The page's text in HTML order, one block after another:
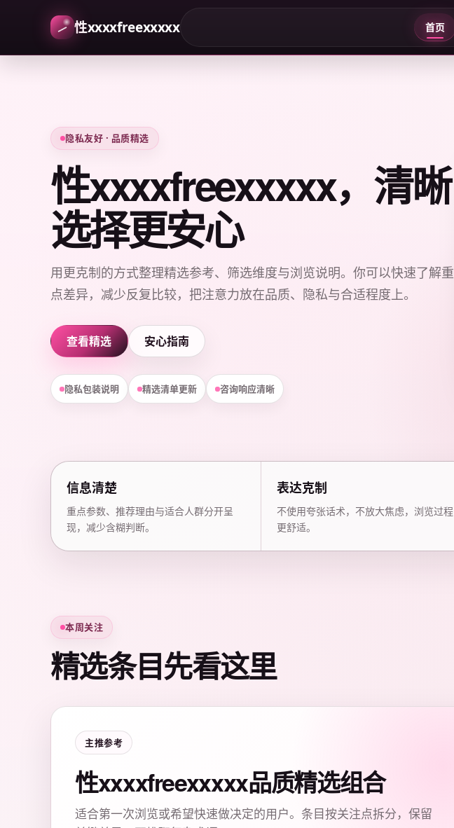
性xxxxfreexxxxx 首页
隐私友好 · 品质精选
性xxxxfreexxxxx，清晰
选择更安心
用更克制的方式整理精选参考、筛选维度与浏览说明。你可以快速了解重
点差异，减少反复比较，把注意力放在品质、隐私与合适程度上。
查看精选 安心指南
隐私包装说明 精选清单更新 咨询响应清晰
信息清楚
重点参数、推荐理由与适合人群分开呈
现，减少含糊判断。
表达克制
不使用夸张话术，不放大焦虑，浏览过程
更舒适。
本周关注
精选条目先看这里
主推参考
性xxxxfreexxxxx品质精选组合
适合第一次浏览或希望快速做决定的用户。条目按关注点拆分，保留